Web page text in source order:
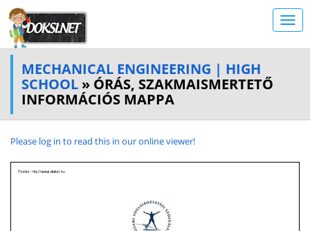
MECHANICAL ENGINEERING | HIGH
SCHOOL » ÓRÁS, SZAKMAISMERTETŐ
INFORMÁCIÓS MAPPA
Please log in to read this in our online viewer!